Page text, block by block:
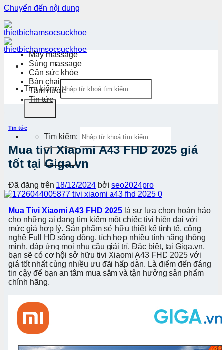
Chuyển đến nội dung
Tìm kiếm:
Tìm kiếm:
Máy massage
Súng massage
Cân sức khỏe
Bàn chải
Tăm nước
Tin tức
Tin tức
Mua tivi Xiaomi A43 FHD 2025 giá
tốt tại Giga.vn
Đã đăng trên 18/12/2024 bởi seo2024pro
Mua Tivi Xiaomi A43 FHD 2025 là sự lựa chọn hoàn hảo
cho những ai đang tìm kiếm một chiếc tivi hiện đại với
mức giá hợp lý. Sản phẩm sở hữu thiết kế tinh tế, công
nghệ Full HD sống động, tích hợp nhiều tính năng thông
minh, đáp ứng mọi nhu cầu giải trí. Đặc biệt, tại Giga.vn,
bạn sẽ có cơ hội sở hữu tivi Xiaomi A43 FHD 2025 với
giá tốt nhất cùng nhiều ưu đãi hấp dẫn. Là điểm đến đáng
tin cậy để bạn an tâm mua sắm và tận hưởng sản phẩm
chính hãng.